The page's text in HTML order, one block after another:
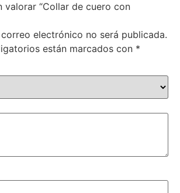
valorar “Collar de cuero con
electrónico no será publicada.
están marcados con *